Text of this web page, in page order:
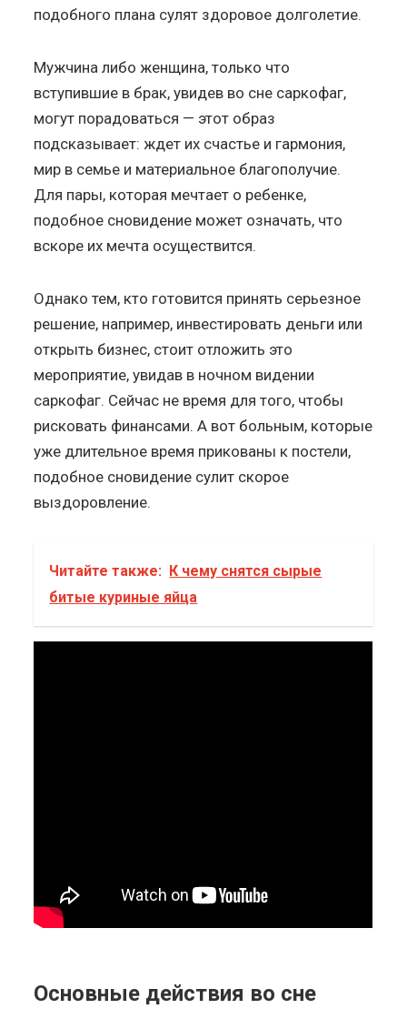
подобного плана сулят здоровое долголетие.
Мужчина либо женщина, только что
вступившие в брак, увидев во сне саркофаг,
могут порадоваться — этот образ
подсказывает: ждет их счастье и гармония,
мир в семье и материальное благополучие.
Для пары, которая мечтает о ребенке,
подобное сновидение может означать, что
вскоре их мечта осуществится.
Однако тем, кто готовится принять серьезное
решение, например, инвестировать деньги или
открыть бизнес, стоит отложить это
мероприятие, увидав в ночном видении
саркофаг. Сейчас не время для того, чтобы
рисковать финансами. А вот больным, которые
уже длительное время прикованы к постели,
подобное сновидение сулит скорое
выздоровление.
Читайте также: К чему снятся сырые
битые куриные яйца
Основные действия во сне